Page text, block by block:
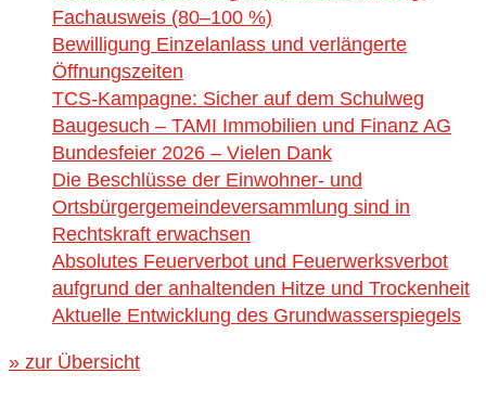
Fachausweis (80–100 %)
Bewilligung Einzelanlass und verlängerte
Öffnungszeiten
TCS-Kampagne: Sicher auf dem Schulweg
Baugesuch – TAMI Immobilien und Finanz AG
Bundesfeier 2026 – Vielen Dank
Die Beschlüsse der Einwohner- und
Ortsbürgergemeindeversammlung sind in
Rechtskraft erwachsen
Absolutes Feuerverbot und Feuerwerksverbot
aufgrund der anhaltenden Hitze und Trockenheit
Aktuelle Entwicklung des Grundwasserspiegels
» zur Übersicht